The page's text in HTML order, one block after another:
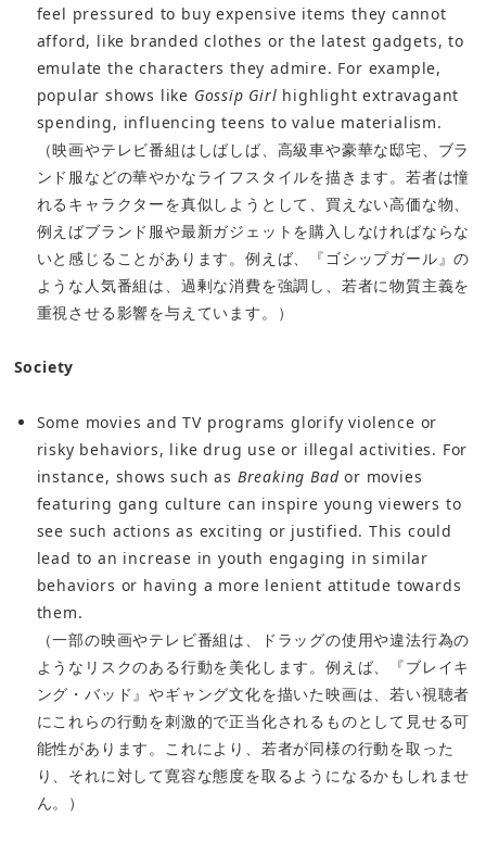
feel pressured to buy expensive items they cannot
afford, like branded clothes or the latest gadgets, to
emulate the characters they admire. For example,
popular shows like Gossip Girl highlight extravagant
spending, influencing teens to value materialism.
（映画やテレビ番組はしばしば、高級車や豪華な邸宅、ブラ
ンド服などの華やかなライフスタイルを描きます。若者は憧
れるキャラクターを真似しようとして、買えない高価な物、
例えばブランド服や最新ガジェットを購入しなければならな
いと感じることがあります。例えば、『ゴシップガール』の
ような人気番組は、過剰な消費を強調し、若者に物質主義を
重視させる影響を与えています。）
Society
Some movies and TV programs glorify violence or
risky behaviors, like drug use or illegal activities. For
instance, shows such as Breaking Bador movies
featuring gang culture can inspire young viewers to
see such actions as exciting or justified. This could
lead to an increase in youth engaging in similar
behaviors or having a more lenient attitude towards
them.
（一部の映画やテレビ番組は、ドラッグの使用や違法行為の
ようなリスクのある行動を美化します。例えば、『ブレイキ
ング・バッド』やギャング文化を描いた映画は、若い視聴者
にこれらの行動を刺激的で正当化されるものとして見せる可
能性があります。これにより、若者が同様の行動を取った
り、それに対して寛容な態度を取るようになるかもしれませ
ん。）